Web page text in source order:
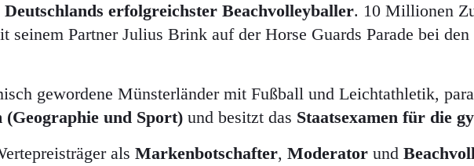
Deutschlands erfolgreichster Beachvolleyballer. 10 Millionen
seinem Partner Julius Brink auf der Horse Guards Parade bei
gewordene Münsterländer mit Fußball und Leichtathletik,
und Sport) und besitzt das Staatsexamen für die
als Markenbotschafter, Moderator und